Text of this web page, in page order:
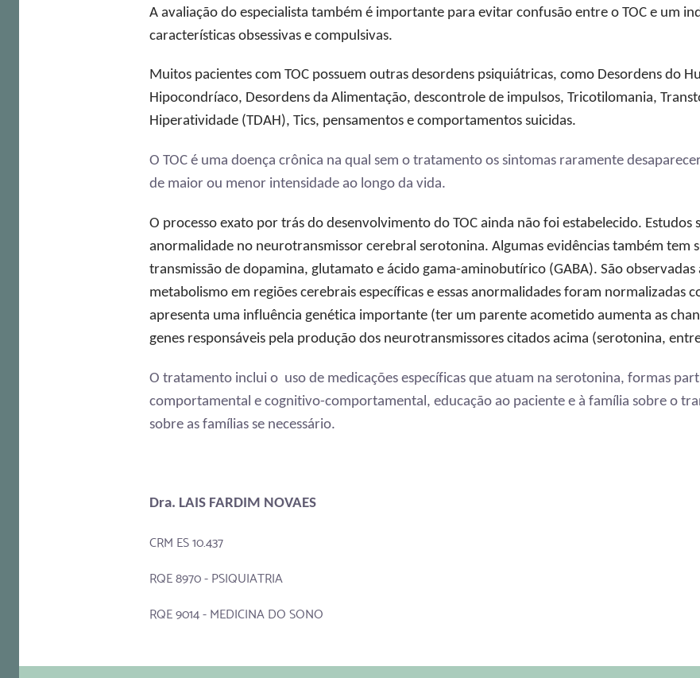
A avaliação do especialista também é importante para evitar confusão entre o TOC e um
características obsessivas e compulsivas.
Muitos pacientes com TOC possuem outras desordens psiquiátricas, como Desordens do
Hipocondríaco, Desordens da Alimentação, descontrole de impulsos, Tricotilomania,
Hiperatividade (TDAH), Tics, pensamentos e comportamentos suicidas.
O TOC é uma doença crônica na qual sem o tratamento os sintomas raramente
de maior ou menor intensidade ao longo da vida.
O processo exato por trás do desenvolvimento do TOC ainda não foi estabelecido. Estudos
anormalidade no neurotransmissor cerebral serotonina. Algumas evidências também tem
transmissão de dopamina, glutamato e ácido gama-aminobutírico (GABA). São
metabolismo em regiões cerebrais específicas e essas anormalidades foram normalizadas
apresenta uma influência genética importante (ter um parente acometido aumenta as
genes responsáveis pela produção dos neurotransmissores citados acima (serotonina,
O tratamento inclui o uso de medicações específicas que atuam na serotonina, formas
comportamental e cognitivo-comportamental, educação ao paciente e à família sobre o
sobre as famílias se necessário.
Dra. LAIS FARDIM NOVAES
CRM ES 10.437
RQE 8970 - PSIQUIATRIA
RQE 9014 - MEDICINA DO SONO